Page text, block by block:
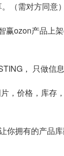
（需对方同意）
ozon产品上
， 只做信息
，价格，库存
你拥有的产品